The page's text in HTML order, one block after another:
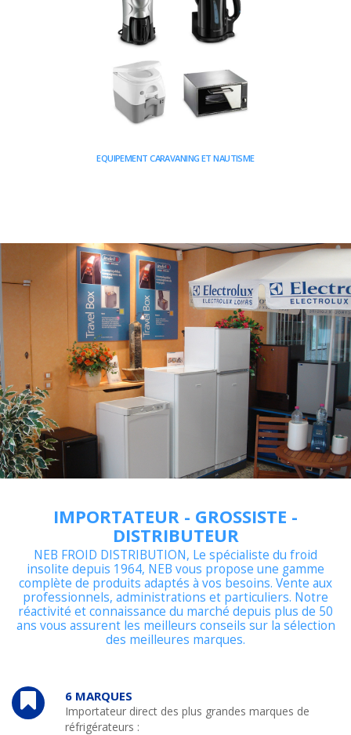
EQUIPEMENT CARAVANING ET NAUTISME
IMPORTATEUR - GROSSISTE -
DISTRIBUTEUR
NEB FROID DISTRIBUTION, Le spécialiste du froid
insolite depuis 1964, NEB vous propose une gamme
complète de produits adaptés à vos besoins. Vente aux
professionnels, administrations et particuliers. Notre
réactivité et connaissance du marché depuis plus de 50
ans vous assurent les meilleurs conseils sur la sélection
des meilleures marques.
6 MARQUES
Importateur direct des plus grandes marques de
réfrigérateurs :